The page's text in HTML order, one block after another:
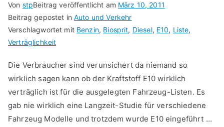
Von stpBeitrag veröffentlicht am März 10, 2011
Beitrag gepostet inAuto und Verkehr
Verschlagwortet mit Benzin, Biosprit, Diesel, E10, Liste,
Verträglichkeit
Die Verbraucher sind verunsichert da niemand so
wirklich sagen kann ob der Kraftstoff E10 wirklich
verträglich ist für die ausgelegten Fahrzeug-Listen. Es
gab nie wirklich eine Langzeit-Studie für verschiedene
Fahrzeug Modelle und trotzdem wurde E10 eingeführt …